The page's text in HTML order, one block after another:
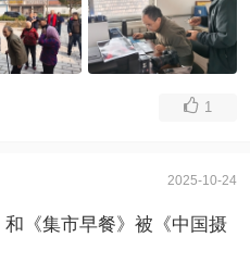
1
2025-10-24
《集市早餐》被《中国摄